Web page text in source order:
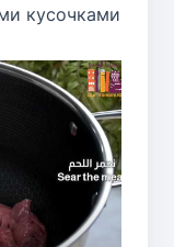
кусочками